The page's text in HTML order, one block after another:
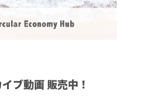
ブ動画 販売中！